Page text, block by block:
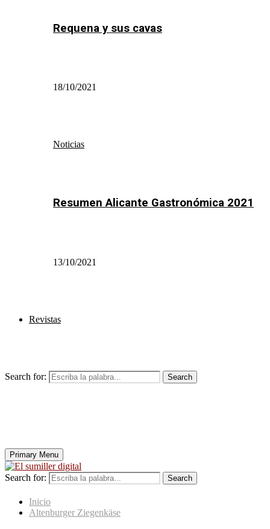
Requena y sus cavas
18/10/2021
Noticias
Resumen Alicante Gastronómica 2021
13/10/2021
Revistas
Search for: Search
Primary Menu
Search for: Search
Inicio
Altenburger Ziegenkäse